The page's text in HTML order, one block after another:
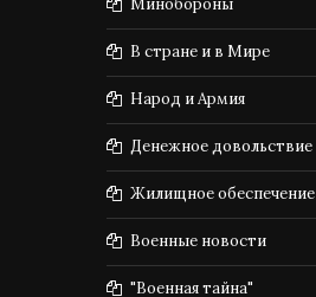
Минобороны
В стране и в Мире
Народ и Армия
Денежное довольствие
Жилищное обеспечение
Военные новости
"Военная тайна"